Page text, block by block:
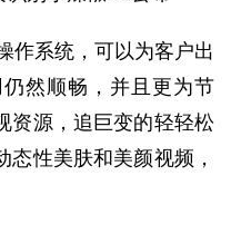
作系统，可以为客户出
然顺畅，并且更为节
资源，追巨变的轻轻松
性美肤和美颜视频，